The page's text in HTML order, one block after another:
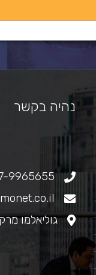
נהיה בקשר
9965655
גוליאלמו מרקוני